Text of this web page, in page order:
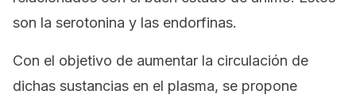
son la serotonina y las endorfinas.
Con el objetivo de aumentar la circulación de
dichas sustancias en el plasma, se propone